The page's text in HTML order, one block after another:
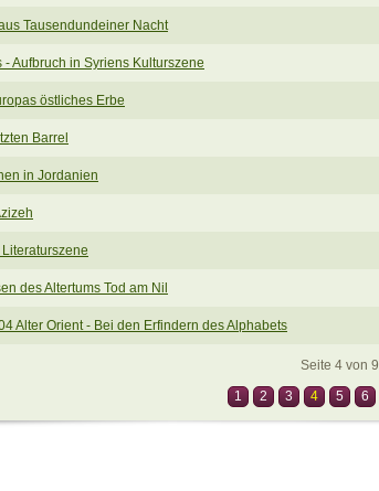
Tausendundeiner Nacht
- Aufbruch in Syriens Kulturszene
östliches Erbe
Barrel
in Jordanien
des Altertums Tod am Nil
Alter Orient - Bei den Erfindern des Alphabets
Seite 4 von 9
1
2 3 4 5 6